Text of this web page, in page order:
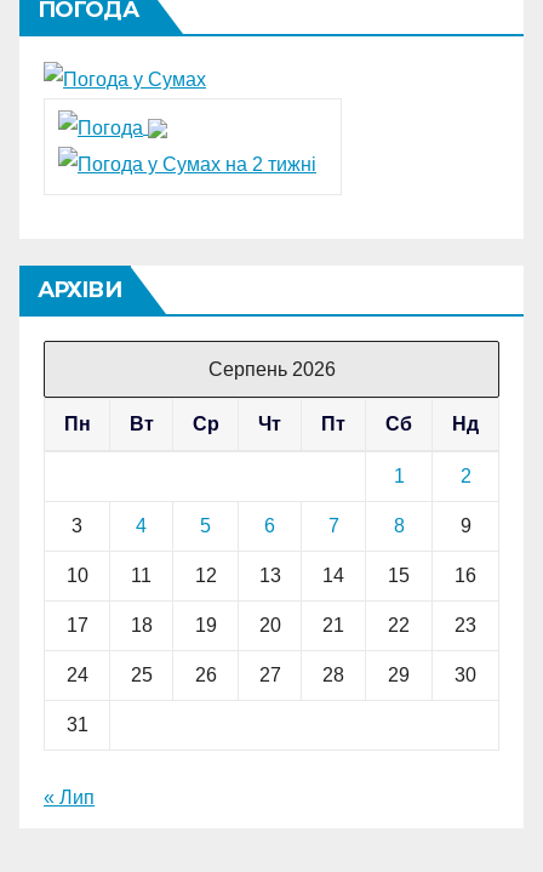
ПОГОДА
АРХІВИ
Серпень 2026
Пн Вт Ср Чт Пт Сб Нд
1 2
3 4 5 6 7 8 9
10 11 12 13 14 15 16
17 18 19 20 21 22 23
24 25 26 27 28 29 30
31
« Лип